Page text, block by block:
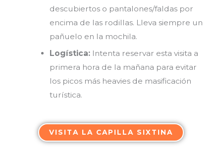
descubiertos o pantalones/faldas por
encima de las rodillas. Lleva siempre un
pañuelo en la mochila.
Logística: Intenta reservar esta visita a
primera hora de la mañana para evitar
los picos más heavies de masificación
turística.
VISITA LA CAPILLA SIXTINA